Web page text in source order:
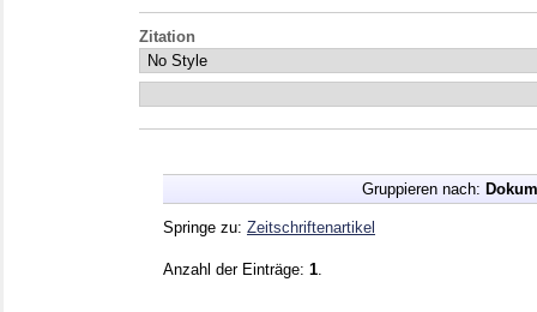
Zitation
Gruppieren nach:
Springe zu: Zeitschriftenartikel
Anzahl der Einträge: 1